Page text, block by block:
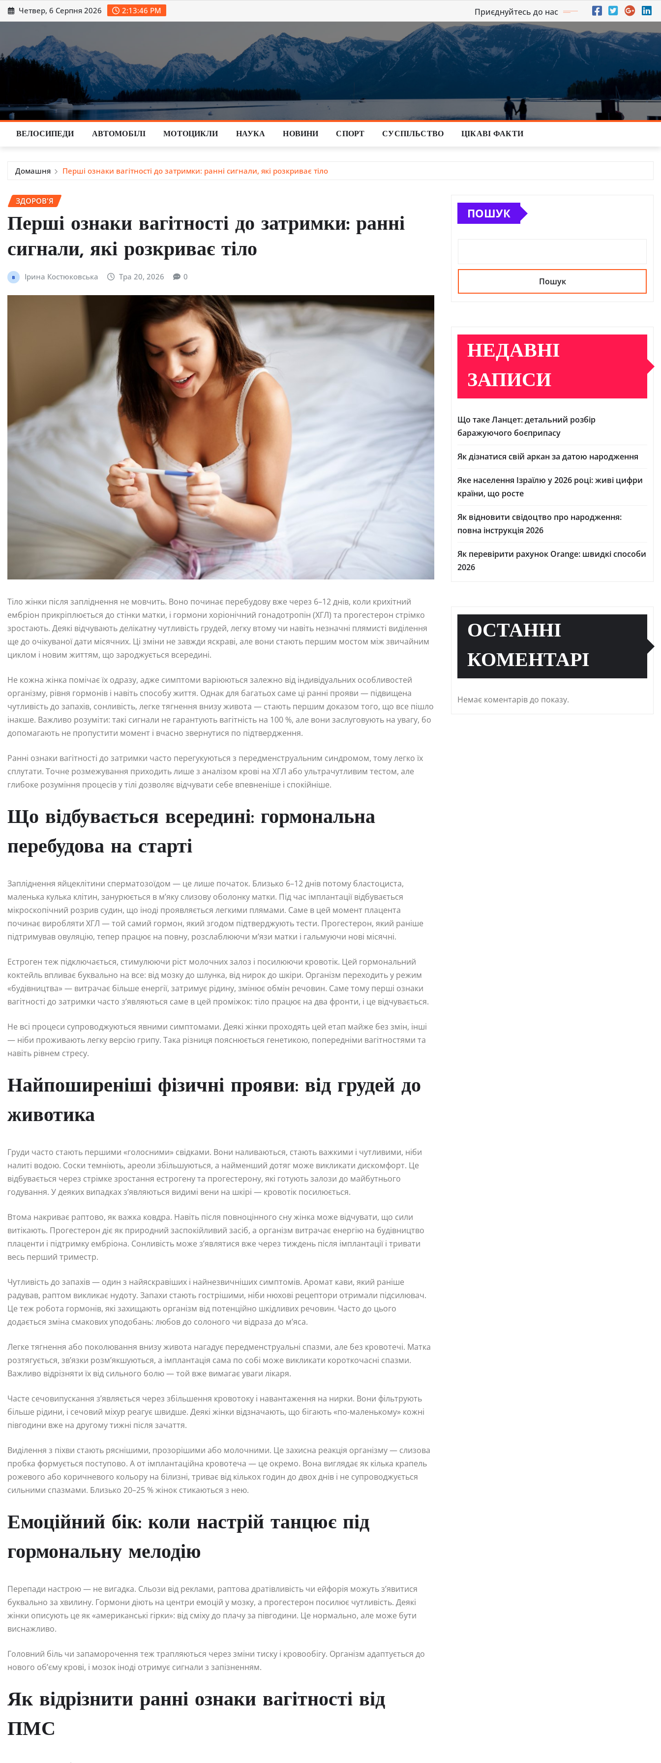
Перейти
до
Четвер, 6 Серпня 2026 2:13:47 PM Приєднуйтесь до нас
ВЕЛОСИПЕДИ АВТОМОБІЛІ МОТОЦИКЛИ НАУКА НОВИНИ СПОРТ СУСПІЛЬСТВО ЦІКАВІ ФАКТИ
Домашня Перші ознаки вагітності до затримки: ранні сигнали, які розкриває тіло
ЗДОРОВ'Я
Перші ознаки вагітності до затримки: ранні
сигнали, які розкриває тіло
Ірина Костюковська Тра 20, 2026 0
Тіло жінки після запліднення не мовчить. Воно починає перебудову вже через 6–12 днів, коли крихітний
ембріон прикріплюється до стінки матки, і гормони хоріонічний гонадотропін (ХГЛ) та прогестерон стрімко
зростають. Деякі відчувають делікатну чутливість грудей, легку втому чи навіть незначні плямисті виділення
ще до очікуваної дати місячних. Ці зміни не завжди яскраві, але вони стають першим мостом між звичайним
циклом і новим життям, що зароджується всередині.
Не кожна жінка помічає їх одразу, адже симптоми варіюються залежно від індивідуальних особливостей
організму, рівня гормонів і навіть способу життя. Однак для багатьох саме ці ранні прояви — підвищена
чутливість до запахів, сонливість, легке тягнення внизу живота — стають першим доказом того, що все пішло
інакше. Важливо розуміти: такі сигнали не гарантують вагітність на 100 %, але вони заслуговують на увагу, бо
допомагають не пропустити момент і вчасно звернутися по підтвердження.
Ранні ознаки вагітності до затримки часто перегукуються з передменструальним синдромом, тому легко їх
сплутати. Точне розмежування приходить лише з аналізом крові на ХГЛ або ультрачутливим тестом, але
глибоке розуміння процесів у тілі дозволяє відчувати себе впевненіше і спокійніше.
Що відбувається всередині: гормональна
перебудова на старті
Запліднення яйцеклітини сперматозоїдом — це лише початок. Близько 6–12 днів потому бластоциста,
маленька кулька клітин, занурюється в м’яку слизову оболонку матки. Під час імплантації відбувається
мікроскопічний розрив судин, що іноді проявляється легкими плямами. Саме в цей момент плацента
починає виробляти ХГЛ — той самий гормон, який згодом підтверджують тести. Прогестерон, який раніше
підтримував овуляцію, тепер працює на повну, розслаблюючи м’язи матки і гальмуючи нові місячні.
Естроген теж підключається, стимулюючи ріст молочних залоз і посилюючи кровотік. Цей гормональний
коктейль впливає буквально на все: від мозку до шлунка, від нирок до шкіри. Організм переходить у режим
«будівництва» — витрачає більше енергії, затримує рідину, змінює обмін речовин. Саме тому перші ознаки
вагітності до затримки часто з’являються саме в цей проміжок: тіло працює на два фронти, і це відчувається.
Не всі процеси супроводжуються явними симптомами. Деякі жінки проходять цей етап майже без змін, інші
— ніби проживають легку версію грипу. Така різниця пояснюється генетикою, попередніми вагітностями та
навіть рівнем стресу.
Найпоширеніші фізичні прояви: від грудей до
животика
Груди часто стають першими «голосними» свідками. Вони наливаються, стають важкими і чутливими, ніби
налиті водою. Соски темніють, ареоли збільшуються, а найменший дотяг може викликати дискомфорт. Це
відбувається через стрімке зростання естрогену та прогестерону, які готують залози до майбутнього
годування. У деяких випадках з’являються видимі вени на шкірі — кровотік посилюється.
Втома накриває раптово, як важка ковдра. Навіть після повноцінного сну жінка може відчувати, що сили
витікають. Прогестерон діє як природний заспокійливий засіб, а організм витрачає енергію на будівництво
плаценти і підтримку ембріона. Сонливість може з’являтися вже через тиждень після імплантації і тривати
весь перший триместр.
Чутливість до запахів — один з найяскравіших і найнезвичніших симптомів. Аромат кави, який раніше
радував, раптом викликає нудоту. Запахи стають гострішими, ніби нюхові рецептори отримали підсилювач.
Це теж робота гормонів, які захищають організм від потенційно шкідливих речовин. Часто до цього
додається зміна смакових уподобань: любов до солоного чи відраза до м’яса.
Легке тягнення або поколювання внизу живота нагадує передменструальні спазми, але без кровотечі. Матка
розтягується, зв’язки розм’якшуються, а імплантація сама по собі може викликати короткочасні спазми.
Важливо відрізняти їх від сильного болю — той вже вимагає уваги лікаря.
Часте сечовипускання з’являється через збільшення кровотоку і навантаження на нирки. Вони фільтрують
більше рідини, і сечовий міхур реагує швидше. Деякі жінки відзначають, що бігають «по-маленькому» кожні
півгодини вже на другому тижні після зачаття.
Виділення з піхви стають ряснішими, прозорішими або молочними. Це захисна реакція організму — слизова
пробка формується поступово. А от імплантаційна кровотеча — це окремо. Вона виглядає як кілька крапель
рожевого або коричневого кольору на білизні, триває від кількох годин до двох днів і не супроводжується
сильними спазмами. Близько 20–25 % жінок стикаються з нею.
Емоційний бік: коли настрій танцює під
гормональну мелодію
Перепади настрою — не вигадка. Сльози від реклами, раптова дратівливість чи ейфорія можуть з’явитися
буквально за хвилину. Гормони діють на центри емоцій у мозку, а прогестерон посилює чутливість. Деякі
жінки описують це як «американські гірки»: від сміху до плачу за півгодини. Це нормально, але може бути
виснажливо.
Головний біль чи запаморочення теж трапляються через зміни тиску і кровообігу. Організм адаптується до
нового об’єму крові, і мозок іноді отримує сигнали з запізненням.
Як відрізнити ранні ознаки вагітності від
ПМС
ПОШУК
Пошук
НЕДАВНІ
ЗАПИСИ
Що таке Ланцет: детальний розбір
баражуючого боєприпасу
Як дізнатися свій аркан за датою народження
Яке населення Ізраїлю у 2026 році: живі цифри
країни, що росте
Як відновити свідоцтво про народження:
повна інструкція 2026
Як перевірити рахунок Orange: швидкі способи
2026
ОСТАННІ
КОМЕНТАРІ
Немає коментарів до показу.